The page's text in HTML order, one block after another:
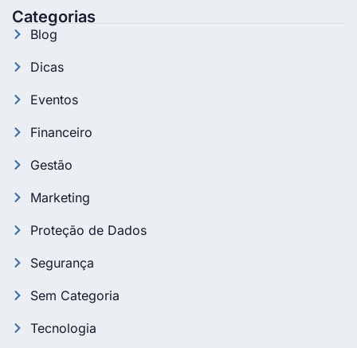
Categorias
Blog
Dicas
Eventos
Financeiro
Gestão
Marketing
Proteção de Dados
Segurança
Sem Categoria
Tecnologia